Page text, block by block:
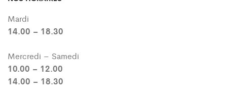
Mardi
14.00 – 18.30
Mercredi – Samedi
10.00 – 12.00
14.00 – 18.30